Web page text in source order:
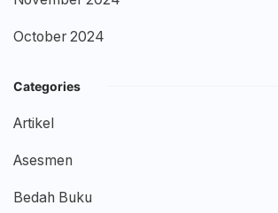
October 2024
Categories
Artikel
Asesmen
Bedah Buku